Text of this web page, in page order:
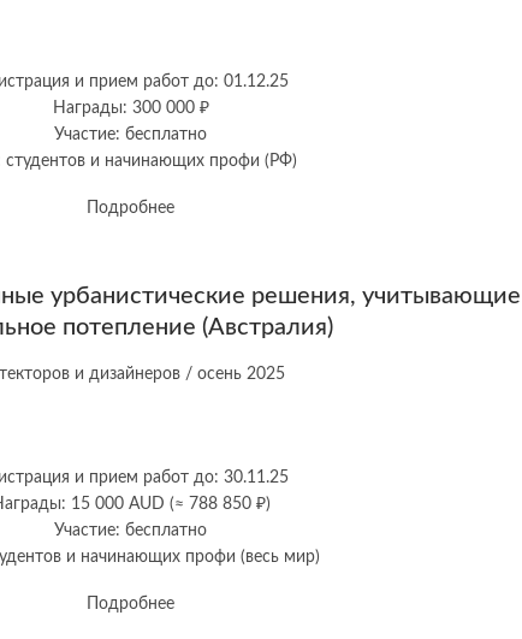
и прием работ до: 01.12.25
Награды: 300 000 ₽
Участие: бесплатно
студентов и начинающих профи (РФ)
Подробнее
урбанистические решения, учитывающие
потепление (Австралия)
и прием работ до: 30.11.25
15 000 AUD (≈ 788 850 ₽)
Участие: бесплатно
и начинающих профи (весь мир)
Подробнее